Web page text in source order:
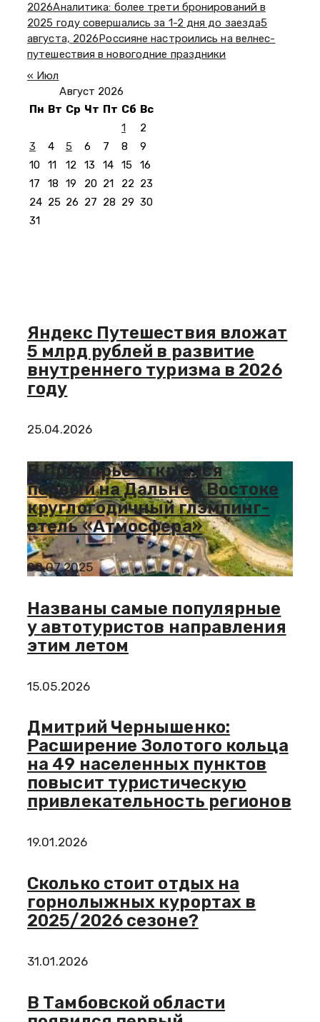
2026Аналитика: более трети бронирований в
2025 году совершались за 1-2 дня до заезда5
августа, 2026Россияне настроились на велнес-
путешествия в новогодние праздники
« Июл
Август 2026
Пн Вт Ср Чт Пт Сб Вс
1
2
3
4 5 6 7 8
9
10
11 12 13 14 15
16
17
18 19 20 21 22 23
24 25 26 27 28 29 30
31
Яндекс Путешествия вложат
5 млрд рублей в развитие
внутреннего туризма в 2026
году
25.04.2026
В Приморье открылся
первый на Дальнем Востоке
круглогодичный глэмпинг-
отель «Атмосфера»
08.07.2025
Названы самые популярные
у автотуристов направления
этим летом
15.05.2026
Дмитрий Чернышенко:
Расширение Золотого кольца
на 49 населенных пунктов
повысит туристическую
привлекательность регионов
19.01.2026
Сколько стоит отдых на
горнолыжных курортах в
2025/2026 сезоне?
31.01.2026
В Тамбовской области